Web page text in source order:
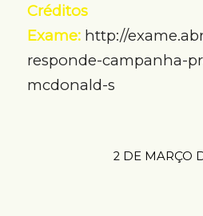
Exame: http://
responde-campanha-
mcdonald-s
2 DE MARÇO